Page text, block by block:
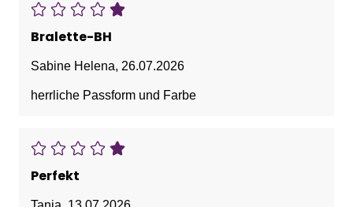
Bralette-BH
Sabine Helena, 26.07.2026
herrliche Passform und Farbe
Perfekt